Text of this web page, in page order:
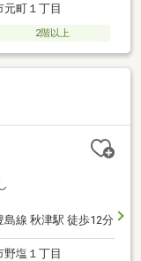
町１丁目
2階以上
島線 秋津駅 徒歩12分
塩１丁目